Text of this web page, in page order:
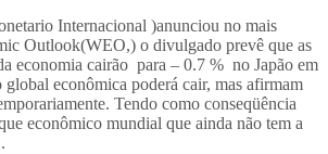
Internacional )anunciou no mais
Outlook(WEO,) o divulgado prevê que as
economia cairão para – 0.7 % no Japão em
global econômica poderá cair, mas afirmam
Tendo como conseqüência
econômico mundial que ainda não tem a